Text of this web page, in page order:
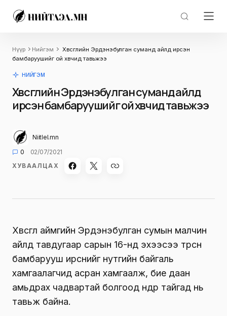
Нүүр Нийгэм
Хөвсгөлийн Эрдэнэбулган суманд айлд ирсэн
бамбаруушийг ой хөвчид тавьжээ
НИЙГЭМ
Хөвсгөлийн Эрдэнэбулган суманд айлд
ирсэн бамбаруушийг ой хөвчид тавьжээ
Niitlel.mn
0
02/07/2021
ХУВААЛЦАХ
Хөвсгөл аймгийн Эрдэнэбулган сумын малчин
айлд тавдугаар сарын 16-нд эхээсээ төөрсөн
бамбарууш ирснийг нутгийн байгаль
хамгаалагчид асран хамгаалж, бие даан
амьдрах чадвартай болгоод өнөөдөр тайгад нь
тавьж байна.